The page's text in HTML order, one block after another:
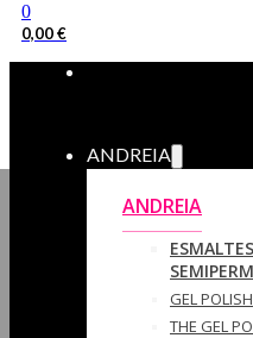
0
0,00€
ANDREIA
ANDREIA
ESMALTES
GEL POLISH
THE GEL